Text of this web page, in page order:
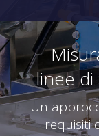
linee di
Un
requisiti